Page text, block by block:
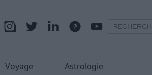
Voyage Astrologie